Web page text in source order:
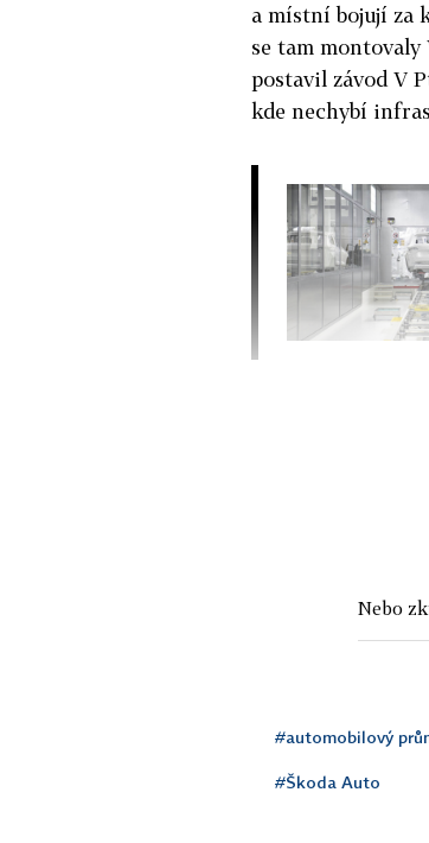
a místní bojují za
se tam montovaly
postavil závod V
kde nechybí
Nebo
#automobilový
#Škoda Auto